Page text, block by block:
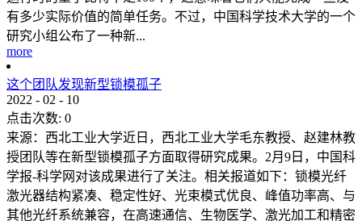
有多少实际价值的简单任务。不过，中国科学技术大学的一个
研究小组公布了一种新...
more
这个团队发现新型锁模孤子
2022 - 02 - 10
点击次数: 0
来源：西北工业大学近日，西北工业大学毛东教授、赵建林教
授团队等在新型锁模孤子方面取得研究成果。2月9日，中国科
学报-科学网对该成果进行了关注。相关报道如下：锁模光纤
激光器结构紧凑、稳定性好、光束模式优良、峰值功率高、与
其他光纤系统兼容，在高速通信、生物医学、激光加工和精密